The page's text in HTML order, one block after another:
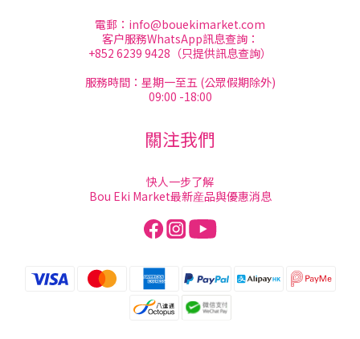
電郵： info@bouekimarket.com
客户服務WhatsApp訊息查詢：
+852 6239 9428（只提供訊息查詢）
服務時間：星期一至五 (公眾假期除外)
09:00 -18:00
關注我們
快人一步了解
Bou Eki Market最新産品與優惠消息